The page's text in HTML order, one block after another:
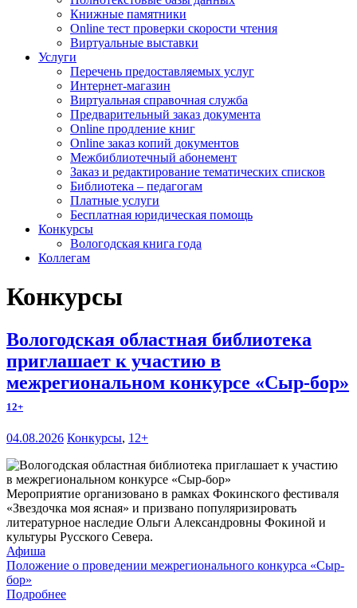
Книжные памятники
Online тест проверки скорости чтения
Виртуальные выставки
Услуги
Перечень предоставляемых услуг
Интернет-магазин
Виртуальная справочная служба
Предварительный заказ документа
Online продление книг
Online заказ копий документов
Межбиблиотечный абонемент
Заказ и редактирование тематических списков
Библиотека – педагогам
Платные услуги
Бесплатная юридическая помощь
Конкурсы
Вологодская книга года
Коллегам
Конкурсы
Вологодская областная библиотека
приглашает к участию в
межрегиональном конкурсе «Сыр-бор»
12+
04.08.2026 Конкурсы, 12+
Мероприятие организовано в рамках Фокинского фестиваля
«Звездочка моя ясная» и призвано популяризировать
литературное наследие Ольги Александровны Фокиной и
культуры Русского Севера.
Афиша
Положение о проведении межрегионального конкурса «Сыр-
бор»
Подробнее